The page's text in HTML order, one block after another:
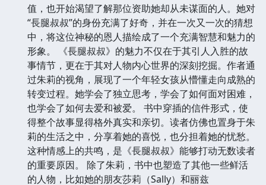
值，也开始渴望了解那位资助她却从未谋面的人。她对
“長腿叔叔”的身份充满了好奇，并在一次又一次的猜想
中，将这位神秘的恩人描绘成了一个充满智慧和魅力的
形象。 《長腿叔叔》的魅力不仅在于其引人入胜的故
事情节，更在于其对人物内心世界的深刻挖掘。作者通
过朱莉的视角，展现了一个年轻女孩从懵懂走向成熟的
转变过程。她学会了独立思考，学会了如何面对困难，
也学会了如何去爱和被爱。 书中穿插的信件形式，使
得整个故事显得格外真实和亲切。读者仿佛也置身于朱
莉的生活之中，分享着她的喜悦，也分担着她的忧愁。
这种情感上的共鸣，是《長腿叔叔》能够打动无数读者
的重要原因。 除了朱莉，书中也塑造了其他一些鲜活
的人物，比如她的朋友莎莉（Sally）和丽兹